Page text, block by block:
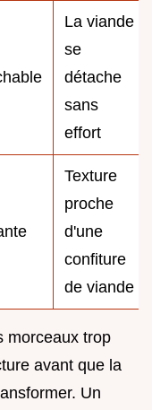
La viande
se
détache
sans
effort
Texture
proche
d'une
confiture
de viande
morceaux trop
avant que la
Un